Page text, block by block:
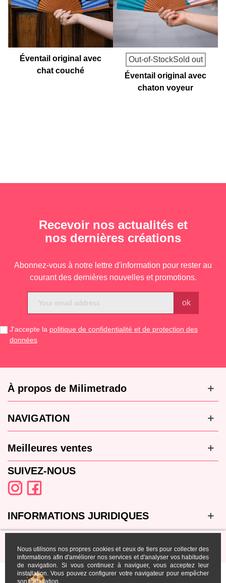
Nous utilisons nos propres cookies et ceux de tiers pour collecter des
informations afin d'améliorer nos services et d'analyser vos habitudes
de navigation. Si vous continuez à naviguer, vous acceptez leur
installation. Vous pouvez configurer votre navigateur pour empêcher
son installation.
Éventail original avec
chat couché
Out-of-StockSold out
Éventail original avec
chaton voyeur
Recevoir nos actualités et
nos dernières créations
Abonnez-vous à notre lettre d'information pour rester au
courant des dernières nouvelles et promotions.
J'accepte la politique de confidentialité et de protection des
données
À propos de Milimetrado
NAVIGATION
Meilleures ventes
SUIVEZ-NOUS
INFORMATIONS JURIDIQUES